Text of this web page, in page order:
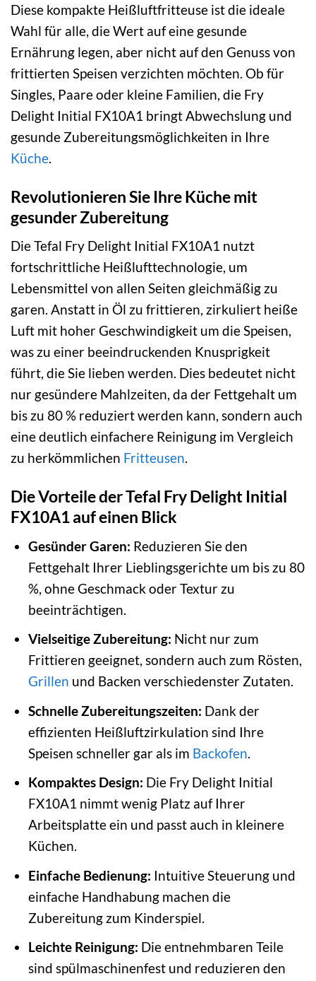
Diese kompakte Heißluftfritteuse ist die ideale
Wahl für alle, die Wert auf eine gesunde
Ernährung legen, aber nicht auf den Genuss von
frittierten Speisen verzichten möchten. Ob für
Singles, Paare oder kleine Familien, die Fry
Delight Initial FX10A1 bringt Abwechslung und
gesunde Zubereitungsmöglichkeiten in Ihre
Küche.
Revolutionieren Sie Ihre Küche mit
gesunder Zubereitung
Die Tefal Fry Delight Initial FX10A1 nutzt
fortschrittliche Heißlufttechnologie, um
Lebensmittel von allen Seiten gleichmäßig zu
garen. Anstatt in Öl zu frittieren, zirkuliert heiße
Luft mit hoher Geschwindigkeit um die Speisen,
was zu einer beeindruckenden Knusprigkeit
führt, die Sie lieben werden. Dies bedeutet nicht
nur gesündere Mahlzeiten, da der Fettgehalt um
bis zu 80 % reduziert werden kann, sondern auch
eine deutlich einfachere Reinigung im Vergleich
zu herkömmlichen Fritteusen.
Die Vorteile der Tefal Fry Delight Initial
FX10A1 auf einen Blick
Gesünder Garen: Reduzieren Sie den
Fettgehalt Ihrer Lieblingsgerichte um bis zu 80
%, ohne Geschmack oder Textur zu
beeinträchtigen.
Vielseitige Zubereitung: Nicht nur zum
Frittieren geeignet, sondern auch zum Rösten,
Grillen und Backen verschiedenster Zutaten.
Schnelle Zubereitungszeiten: Dank der
effizienten Heißluftzirkulation sind Ihre
Speisen schneller gar als im Backofen.
Kompaktes Design: Die Fry Delight Initial
FX10A1 nimmt wenig Platz auf Ihrer
Arbeitsplatte ein und passt auch in kleinere
Küchen.
Einfache Bedienung: Intuitive Steuerung und
einfache Handhabung machen die
Zubereitung zum Kinderspiel.
Leichte Reinigung: Die entnehmbaren Teile
sind spülmaschinenfest und reduzieren den